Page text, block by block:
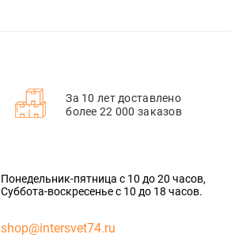
За 10 лет доставлено
более 22 000 заказов
Понедельник-пятница с 10 до 20 часов,
Суббота-воскресенье с 10 до 18 часов.
shop@intersvet74.ru